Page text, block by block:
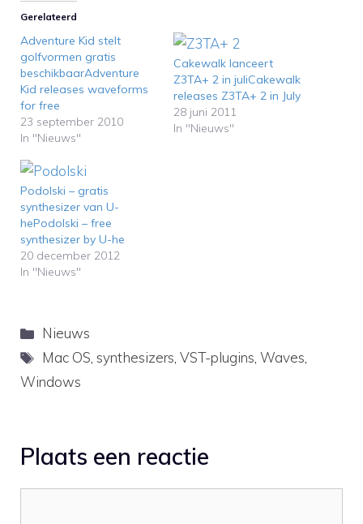
Gerelateerd
Adventure Kid stelt
golfvormen gratis
beschikbaarAdventure
Kid releases waveforms
for free
23 september 2010
In "Nieuws"
Cakewalk lanceert
Z3TA+ 2 in juliCakewalk
releases Z3TA+ 2 in July
28 juni 2011
In "Nieuws"
Podolski – gratis
synthesizer van U-
hePodolski – free
synthesizer by U-he
20 december 2012
In "Nieuws"
Categorieën
Nieuws
Tags
Mac OS,synthesizers,VST-plugins,Waves,
Windows
Plaats een reactie